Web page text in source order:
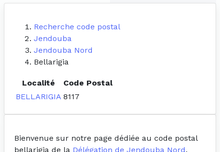
Recherche code postal
Jendouba
Jendouba Nord
Bellarigia
Localité
Code Postal
BELLARIGIA 8117
Bienvenue sur notre page dédiée au code postal
bellarigia de la Délégation de Jendouba Nord,